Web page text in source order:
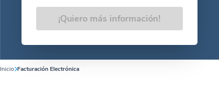
¡Quiero más información!
Inicio Facturación Electrónica